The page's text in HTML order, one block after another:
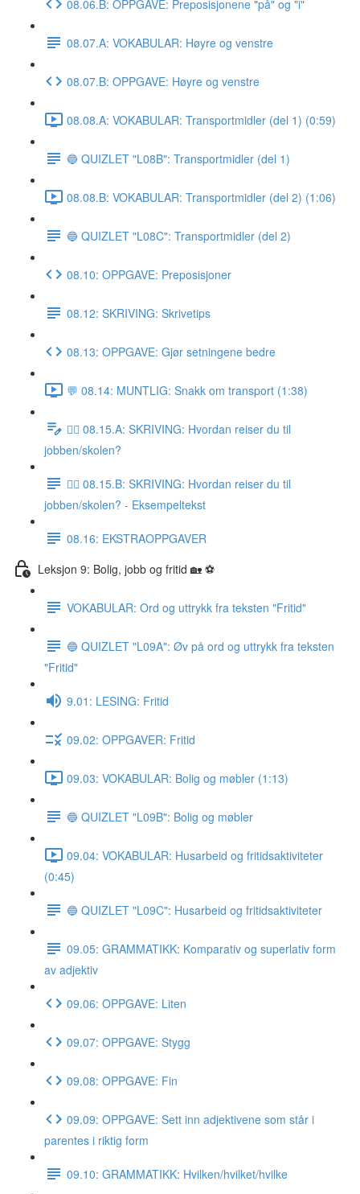
08.06.B: OPPGAVE: Preposisjonene "på" og "i"
08.07.A: VOKABULAR: Høyre og venstre
08.07.B: OPPGAVE: Høyre og venstre
08.08.A: VOKABULAR: Transportmidler (del 1) (0:59)
🔵 QUIZLET "L08B": Transportmidler (del 1)
08.08.B: VOKABULAR: Transportmidler (del 2) (1:06)
🔵 QUIZLET "L08C": Transportmidler (del 2)
08.10: OPPGAVE: Preposisjoner
08.12: SKRIVING: Skrivetips
08.13: OPPGAVE: Gjør setningene bedre
💬 08.14: MUNTLIG: Snakk om transport (1:38)
✍🏼 08.15.A: SKRIVING: Hvordan reiser du til
jobben/skolen?
✍🏼 08.15.B: SKRIVING: Hvordan reiser du til
jobben/skolen? - Eksempeltekst
08.16: EKSTRAOPPGAVER
Leksjon 9: Bolig, jobb og fritid 🏡 ⚽️
VOKABULAR: Ord og uttrykk fra teksten "Fritid"
🔵 QUIZLET "L09A": Øv på ord og uttrykk fra teksten
"Fritid"
9.01: LESING: Fritid
09.02: OPPGAVER: Fritid
09.03: VOKABULAR: Bolig og møbler (1:13)
🔵 QUIZLET "L09B": Bolig og møbler
09.04: VOKABULAR: Husarbeid og fritidsaktiviteter
(0:45)
🔵 QUIZLET "L09C": Husarbeid og fritidsaktiviteter
09.05: GRAMMATIKK: Komparativ og superlativ form
av adjektiv
09.06: OPPGAVE: Liten
09.07: OPPGAVE: Stygg
09.08: OPPGAVE: Fin
09.09: OPPGAVE: Sett inn adjektivene som står i
parentes i riktig form
09.10: GRAMMATIKK: Hvilken/hvilket/hvilke